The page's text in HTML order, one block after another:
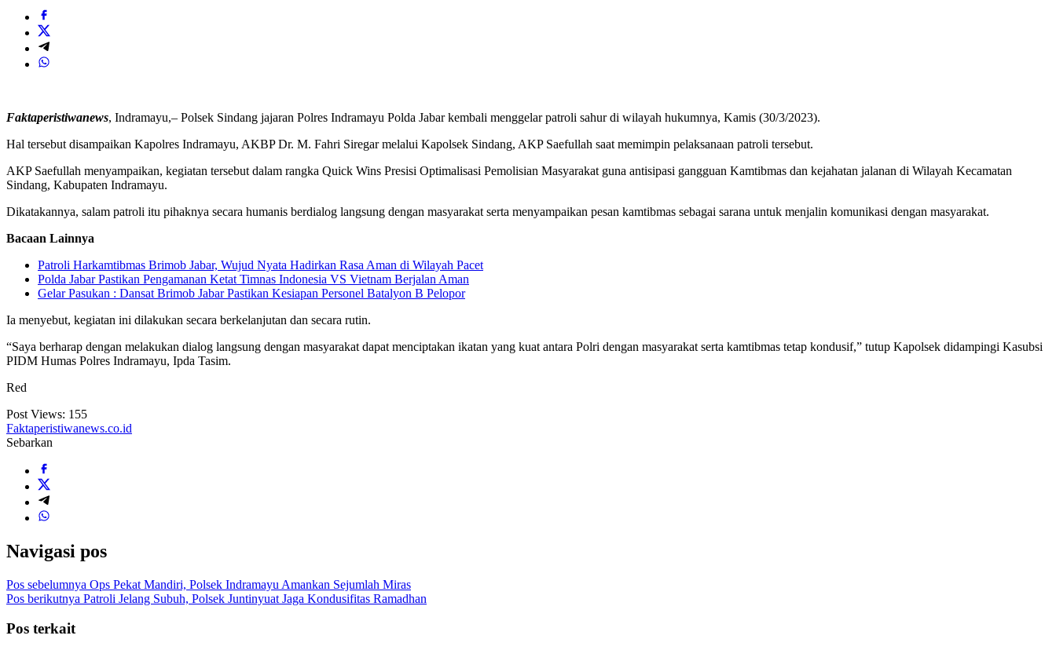
Faktaperistiwanews, Indramayu,– Polsek Sindang jajaran Polres Indramayu Polda Jabar kembali menggelar patroli sahur di wilayah hukumnya, Kamis (30/3/2023).
Hal tersebut disampaikan Kapolres Indramayu, AKBP Dr. M. Fahri Siregar melalui Kapolsek Sindang, AKP Saefullah saat memimpin pelaksanaan patroli tersebut.
AKP Saefullah menyampaikan, kegiatan tersebut dalam rangka Quick Wins Presisi Optimalisasi Pemolisian Masyarakat guna antisipasi gangguan Kamtibmas dan kejahatan jalanan di Wilayah Kecamatan
Sindang, Kabupaten Indramayu.
Dikatakannya, salam patroli itu pihaknya secara humanis berdialog langsung dengan masyarakat serta menyampaikan pesan kamtibmas sebagai sarana untuk menjalin komunikasi dengan masyarakat.
Bacaan Lainnya
Patroli Harkamtibmas Brimob Jabar, Wujud Nyata Hadirkan Rasa Aman di Wilayah Pacet
Polda Jabar Pastikan Pengamanan Ketat Timnas Indonesia VS Vietnam Berjalan Aman
Gelar Pasukan : Dansat Brimob Jabar Pastikan Kesiapan Personel Batalyon B Pelopor
Ia menyebut, kegiatan ini dilakukan secara berkelanjutan dan secara rutin.
“Saya berharap dengan melakukan dialog langsung dengan masyarakat dapat menciptakan ikatan yang kuat antara Polri dengan masyarakat serta kamtibmas tetap kondusif,” tutup Kapolsek didampingi Kasubsi
PIDM Humas Polres Indramayu, Ipda Tasim.
Red
Post Views: 155
Faktaperistiwanews.co.id
Sebarkan
Navigasi pos
Pos sebelumnya Ops Pekat Mandiri, Polsek Indramayu Amankan Sejumlah Miras
Pos berikutnya Patroli Jelang Subuh, Polsek Juntinyuat Jaga Kondusifitas Ramadhan
Pos terkait